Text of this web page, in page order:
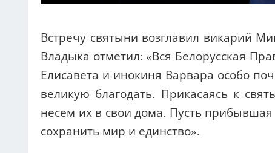
Встречу святыни возглавил викарий
Владыка отметил: «Вся Белорусская
Елисавета и инокиня Варвара особо
великую благодать. Прикасаясь к
несем их в свои дома. Пусть
сохранить мир и единство».